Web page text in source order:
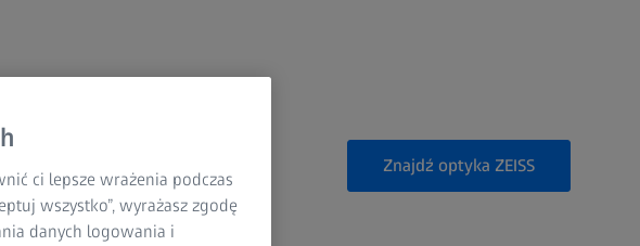
Znajdź optyka ZEISS
ci lepsze wrażenia podczas
wszystko”, wyrażasz zgodę
danych logowania i